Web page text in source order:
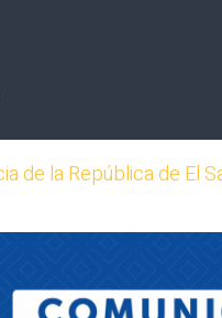
de la República de El